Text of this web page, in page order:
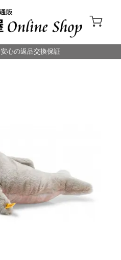
心の返品交換保証